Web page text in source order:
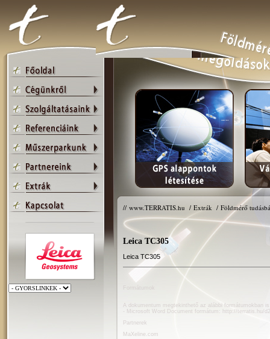
// www.TERRATIS.hu / Extrák / Földmérő
Leica TC305
Leica TC305
A dokumentum megtekinthető az alábbi formátumokban
- Microsoft Word Document formátum:
http://terratis.hu/
Partnerek
MaXeline.com